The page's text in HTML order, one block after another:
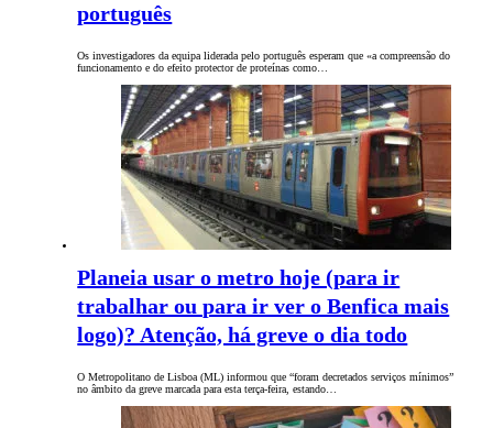
português
Os investigadores da equipa liderada pelo português esperam que «a compreensão do
funcionamento e do efeito protector de proteínas como…
Planeia usar o metro hoje (para ir
trabalhar ou para ir ver o Benfica mais
logo)? Atenção, há greve o dia todo
O Metropolitano de Lisboa (ML) informou que “foram decretados serviços mínimos”
no âmbito da greve marcada para esta terça-feira, estando…